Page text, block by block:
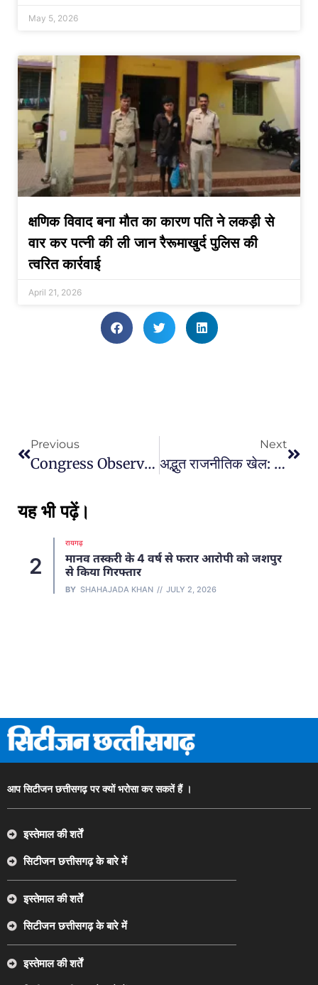
May 5, 2026
क्षणिक विवाद बना मौत का कारण पति ने लकड़ी से
वार कर पत्नी की ली जान रैरूमाखुर्द पुलिस की
त्वरित कार्रवाई
April 21, 2026
Previous
Congress Observers : कांग्रेस ने चार राज्यों में मतगणना के लिए नियुक्त किये ऑब्जर्वर सीजी-एमपी में इन नेताओं को कमान दी…
Next
अद्भुत राजनीतिक खेल: छत्तीसगढ़ में जोगी की पार्टी की चुनौती – और BJP ने कैसे मोड़ा बघेल का खेल? (राजनीतिक भूचाल)
यह भी पढ़ें।
2
रायगढ़
मानव तस्करी के 4 वर्ष से फरार आरोपी को जशपुर
से किया गिरफ्तार
BY SHAHAJADA KHAN JULY 2, 2026
आप सिटीजन छत्तीसगढ़ पर क्यों भरोसा कर सकतें हैं ।
इस्तेमाल की शर्तें
सिटीजन छत्तीसगढ़ के बारे में
इस्तेमाल की शर्तें
सिटीजन छत्तीसगढ़ के बारे में
इस्तेमाल की शर्तें